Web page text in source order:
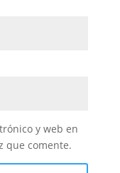
y web en
que comente.